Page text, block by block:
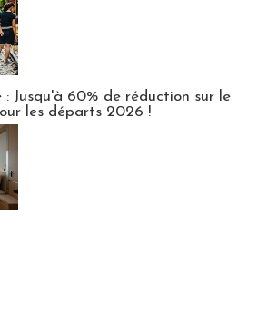
: Jusqu'à 60% de réduction sur le
les départs 2026 !